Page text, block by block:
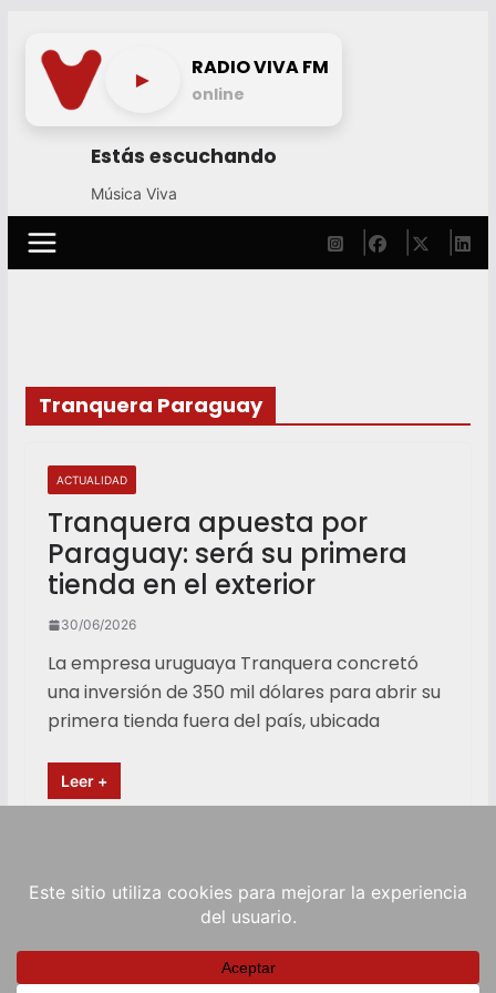
content
► RADIO VIVA FM
online
Estás escuchando
Música Viva
Tranquera Paraguay
ACTUALIDAD
Tranquera apuesta por
Paraguay: será su primera
tienda en el exterior
30/06/2026
La empresa uruguaya Tranquera concretó
una inversión de 350 mil dólares para abrir su
primera tienda fuera del país, ubicada
Leer +
RadioViva FM. Powered by